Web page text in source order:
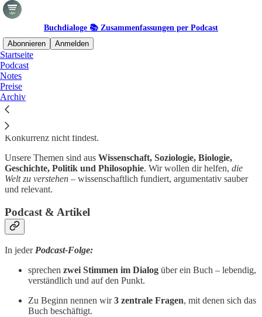
Buchdialoge 📚 Zusammenfassungen per Podcast
Abonnieren
Anmelden
Startseite
Podcast
Notes
Preise
Archiv
Was ist
Buchdialoge
kontroverser
Konkurrenz nicht findest.
Unsere Themen sind aus Wissenschaft, Soziologie, Biologie,
Geschichte, Politik und Philosophie. Wir wollen dir helfen, die
Welt zu verstehen – wissenschaftlich fundiert, argumentativ sauber
und relevant.
Podcast & Artikel
In jeder Podcast-Folge:
sprechen zwei Stimmen im Dialog über ein Buch – lebendig,
verständlich und auf den Punkt.
Zu Beginn nennen wir3 zentrale Fragen, mit denen sich das
Buch beschäftigt.